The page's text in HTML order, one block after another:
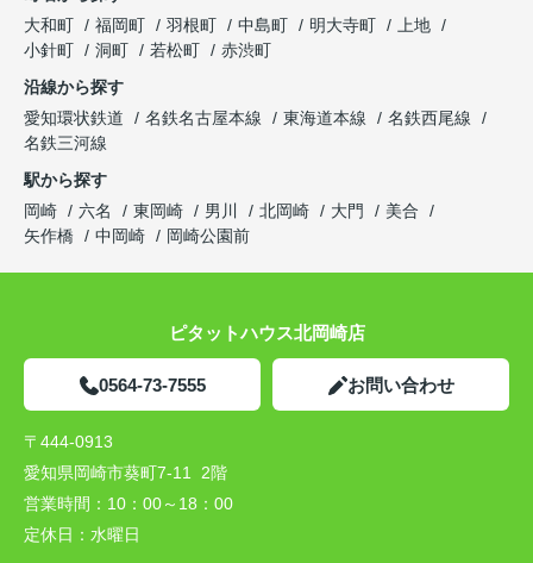
大和町
福岡町 羽根町 中島町 明大寺町
上地
小針町
洞町 若松町
赤渋町
沿線から探す
愛知環状鉄道
名鉄名古屋本線 東海道本線
名鉄西尾線
名鉄三河線
駅から探す
岡崎
六名 東岡崎 男川 北岡崎 大門
美合
矢作橋
中岡崎 岡崎公園前
ピタットハウス北岡崎店
0564-73-7555 お問い合わせ
〒444-0913
愛知県岡崎市葵町7-11 2階
営業時間： 10：00～18：00
定休日： 水曜日